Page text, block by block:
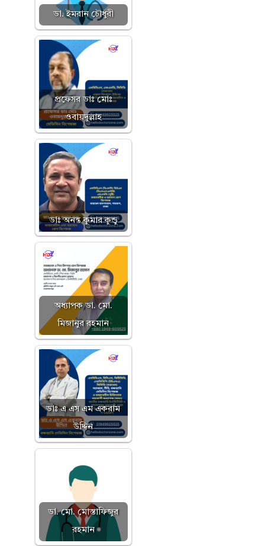
ডা. ইমরান চৌধুরী
প্রফেসর ডাঃ মোঃ
ওবায়দুল্লাহ
ডাঃ অনন্ত কুমার কুন্ডু
অধ্যাপক ডা. মো.
মিজানুর রহমান
ডাঃ এ এস এম একরাম
উদ্দিন
ডা. মো. মোস্তাফিজুর
রহমান